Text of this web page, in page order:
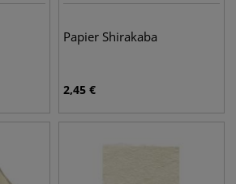
Papier Shirakaba
2,45 €